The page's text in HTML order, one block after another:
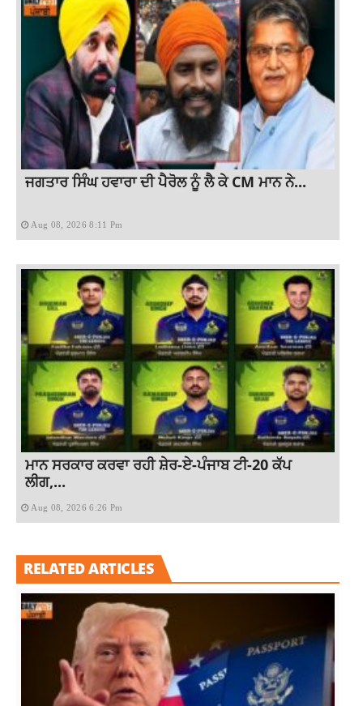
ਜਗਤਾਰ ਸਿੰਘ ਹਵਾਰਾ ਦੀ ਪੈਰੋਲ ਨੂੰ ਲੈ ਕੇ CM ਮਾਨ ਨੇ...
Aug 08, 2026 8:11 Pm
ਮਾਨ ਸਰਕਾਰ ਕਰਵਾ ਰਹੀ ਸ਼ੇਰ-ਏ-ਪੰਜਾਬ ਟੀ-20 ਕੱਪ
ਲੀਗ,...
Aug 08, 2026 6:26 Pm
RELATED ARTICLES